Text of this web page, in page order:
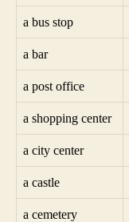
a bus stop
a bar
a post office
a shopping center
a city center
a castle
a cemetery